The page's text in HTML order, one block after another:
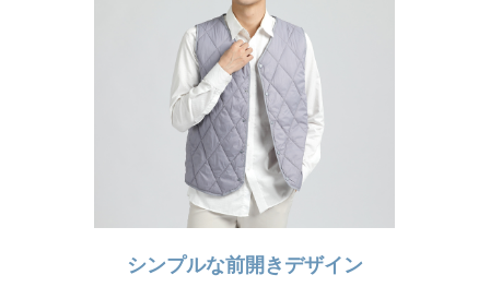
シンプルな前開きデザイン